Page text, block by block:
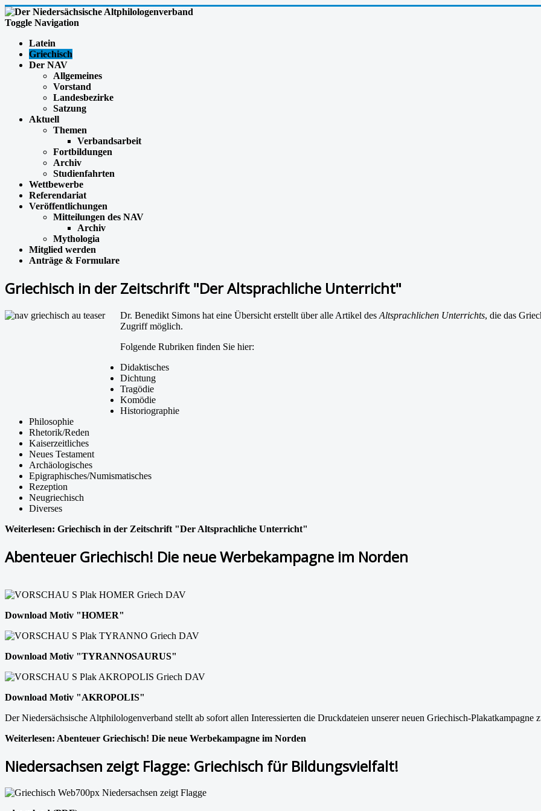
Toggle Navigation
Latein
Griechisch
Der NAV
Allgemeines
Vorstand
Landesbezirke
Satzung
Aktuell
Themen
Verbandsarbeit
Fortbildungen
Archiv
Studienfahrten
Wettbewerbe
Referendariat
Veröffentlichungen
Mitteilungen des NAV
Archiv
Mythologia
Mitglied werden
Anträge & Formulare
Griechisch in der Zeitschrift "Der Altsprachliche Unterricht"
Dr. Benedikt Simons hat eine Übersicht erstellt über alle Artikel des Altsprachlichen Unterrichts, die das
Zugriff möglich.
Folgende Rubriken finden Sie hier:
Didaktisches
Dichtung
Tragödie
Komödie
Historiographie
Philosophie
Rhetorik/Reden
Kaiserzeitliches
Neues Testament
Archäologisches
Epigraphisches/Numismatisches
Rezeption
Neugriechisch
Diverses
Weiterlesen: Griechisch in der Zeitschrift "Der Altsprachliche Unterricht"
Abenteuer Griechisch! Die neue Werbekampagne im Norden
Download Motiv "HOMER"
Download Motiv "TYRANNOSAURUS"
Download Motiv "AKROPOLIS"
Der Niedersächsische Altphilologenverband stellt ab sofort allen Interessierten die Druckdateien unserer neuen Griechisch-Plakatkampagne
Weiterlesen: Abenteuer Griechisch! Die neue Werbekampagne im Norden
Niedersachsen zeigt Flagge: Griechisch für Bildungsvielfalt!